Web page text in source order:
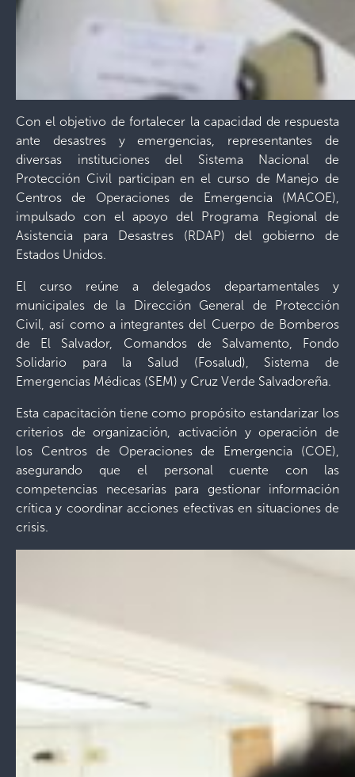
Con el objetivo de fortalecer la capacidad de respuesta
ante desastres y emergencias, representantes de
diversas instituciones del Sistema Nacional de
Protección Civil participan en el curso de Manejo de
Centros de Operaciones de Emergencia (MACOE),
impulsado con el apoyo del Programa Regional de
Asistencia para Desastres (RDAP) del gobierno de
Estados Unidos.
El curso reúne a delegados departamentales y
municipales de la Dirección General de Protección
Civil, así como a integrantes del Cuerpo de Bomberos
de El Salvador, Comandos de Salvamento, Fondo
Solidario para la Salud (Fosalud), Sistema de
Emergencias Médicas (SEM) y Cruz Verde Salvadoreña.
Esta capacitación tiene como propósito estandarizar los
criterios de organización, activación y operación de
los Centros de Operaciones de Emergencia (COE),
asegurando que el personal cuente con las
competencias necesarias para gestionar información
crítica y coordinar acciones efectivas en situaciones de
crisis.